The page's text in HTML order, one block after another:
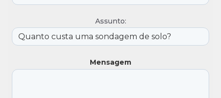
Assunto:
Mensagem